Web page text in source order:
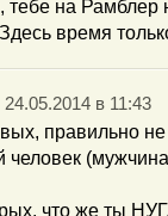
на Рамблер
время
24.05.2014 в 11:43
правильно
человек
что же ты